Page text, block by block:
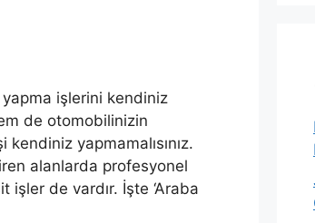
yapma işlerini kendiniz
de otomobilinizin
yapmamalısınız.
alanlarda profesyonel
de vardır. İşte ‘Araba